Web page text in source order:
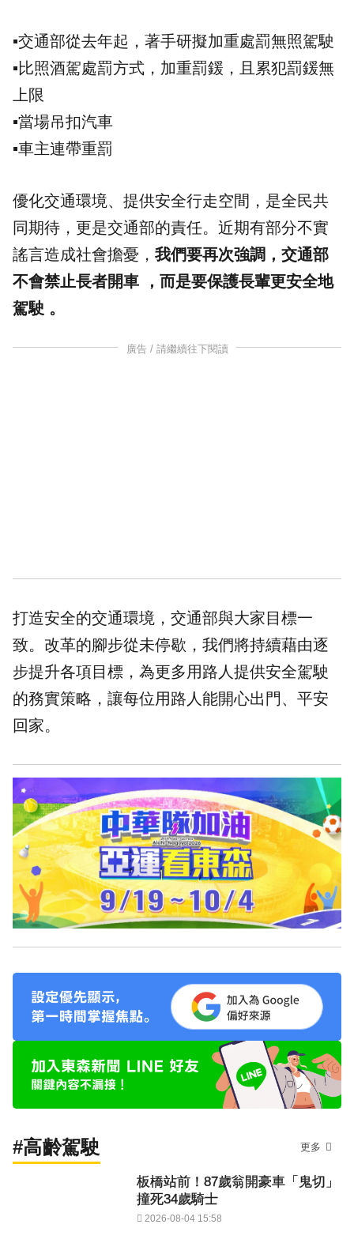
▪️交通部從去年起，著手研擬加重處罰無照駕駛
▪️比照酒駕處罰方式，加重罰鍰，且累犯罰鍰無
上限
▪️當場吊扣汽車
▪️車主連帶重罰
優化交通環境、提供安全行走空間，是全民共
同期待，更是交通部的責任。近期有部分不實
謠言造成社會擔憂， 我們要再次強調，交通部
不會禁止長者開車 ，而是要保護長輩更安全地
駕駛 。
廣告 / 請繼續往下閱讀
打造安全的交通環境，交通部與大家目標一
致。改革的腳步從未停歇，我們將持續藉由逐
步提升各項目標，為更多用路人提供安全駕駛
的務實策略，讓每位用路人能開心出門、平安
回家。
#高齡駕駛 更多
板橋站前！87歲翁開豪車「鬼切」
撞死34歲騎士
2026-08-04 15:58